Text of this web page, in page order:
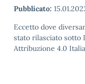
Pubblicato:
Eccetto dove
stato rilasciato sotto
Attribuzione 4.0